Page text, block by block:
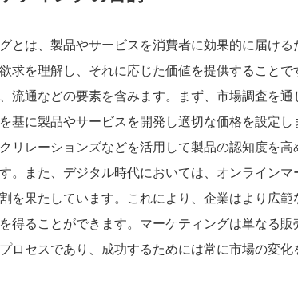
とは、製品やサービスを消費者に効果的に届け
求を理解し、それに応じた価値を提供すること
流通などの要素を含みます。まず、市場調査を
基に製品やサービスを開発し適切な価格を設定
リレーションズなどを活用して製品の認知度を
。また、デジタル時代においては、オンライン
を果たしています。これにより、企業はより広
得ることができます。マーケティングは単なる
ロセスであり、成功するためには常に市場の変